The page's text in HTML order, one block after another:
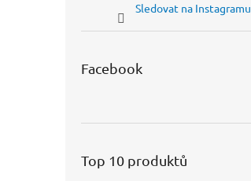
Sledovat na Instagramu
Facebook
Top 10 produktů